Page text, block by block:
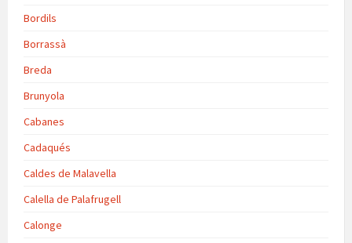
Bordils
Borrassà
Breda
Brunyola
Cabanes
Cadaqués
Caldes de Malavella
Calella de Palafrugell
Calonge